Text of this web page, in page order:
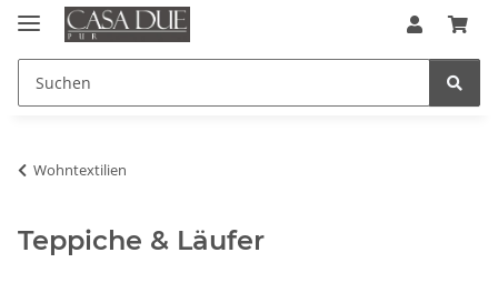
Wohntextilien
Teppiche & Läufer